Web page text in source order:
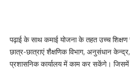
पढ़ाई के साथ कमाई योजना के तहत उच्च
छात्र-छात्राएं शैक्षणिक विभाग, अनुसंधान
प्रशासनिक कार्यालय में काम कर सकेंगे।